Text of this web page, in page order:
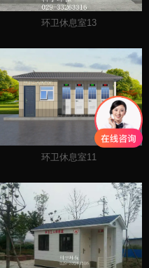
环卫休息室13
环卫休息室11